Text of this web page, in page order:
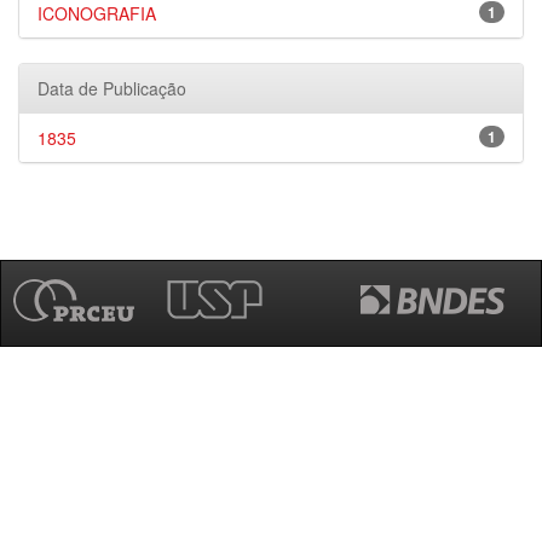
1
ICONOGRAFIA
Data de Publicação
1
1835